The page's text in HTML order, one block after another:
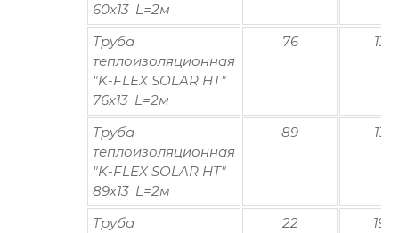
60х13 L=2м
Труба
теплоизоляционная
"K-FLEX SOLAR HT"
76х13 L=2м
76 13
Труба
теплоизоляционная
"K-FLEX SOLAR HT"
89х13 L=2м
89 13
Труба
22 19